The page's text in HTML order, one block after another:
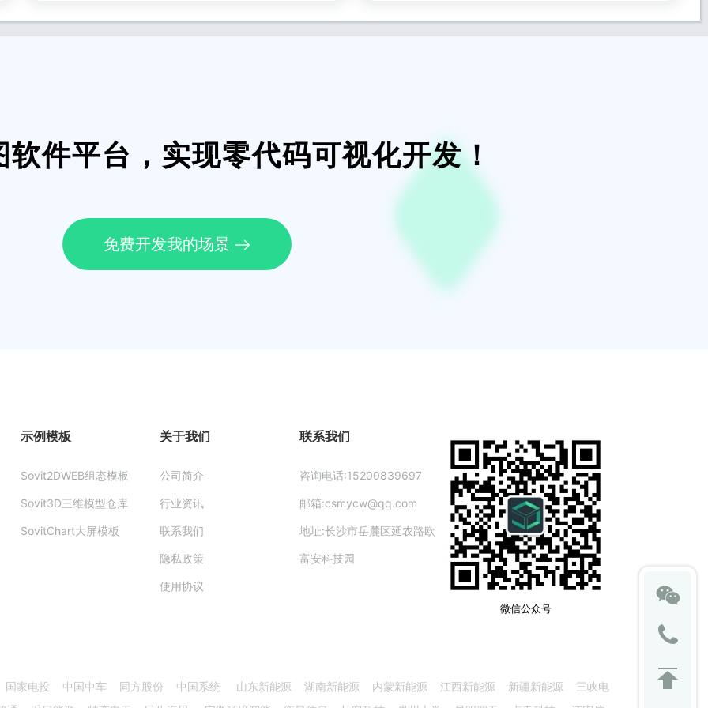
件平台，实现零代码可视化开发！
免费开发我的场景
示例模板
Sovit2DWEB组态模板
Sovit3D三维模型仓库
SovitChart大屏模板
关于我们
公司简介
行业资讯
联系我们
隐私政策
使用协议
联系我们
咨询电话:15200839697
邮箱:csmycw@qq.com
地址:长沙市岳麓区延农路欧
富安科技园
微信公众号
家电投 中国中车 同方股份 中国系统 山东新能源 湖南新能源 内蒙新能源 江西新能源 新疆新能源 三峡电